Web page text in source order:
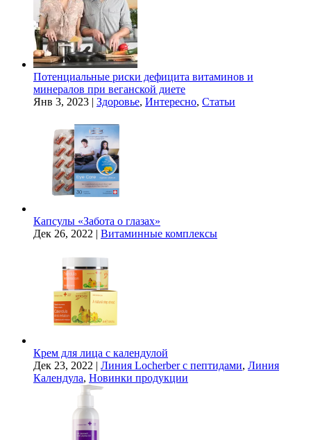
Потенциальные риски дефицита витаминов и
минералов при веганской диете
Янв 3, 2023 | Здоровье, Интересно, Статьи
Капсулы «Забота о глазах»
Дек 26, 2022 | Витаминные комплексы
Крем для лица с календулой
Дек 23, 2022 | Линия Locherber с пептидами, Линия
Календула, Новинки продукции